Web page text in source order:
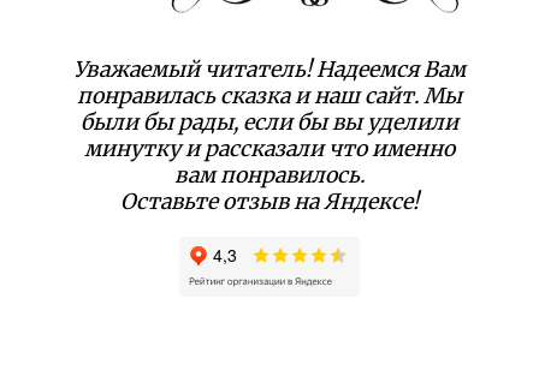
Уважаемый читатель! Надеемся Вам
понравилась сказка и наш сайт. Мы
были бы рады, если бы вы уделили
минутку и рассказали что именно
вам понравилось.
Оставьте отзыв на Яндексе!